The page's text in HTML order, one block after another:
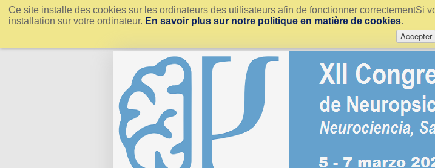
Ce site installe des cookies sur les ordinateurs des utilisateurs afin de fonctionner
installation sur votre ordinateur. En savoir plus sur notre politique en matière de cookies.
Accepter